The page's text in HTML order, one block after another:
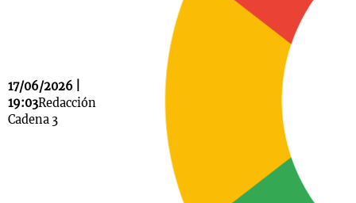
17/06/2026 |
19:03Redacción
Cadena 3
La Sole en
Cadena 3